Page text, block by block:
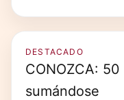
DESTACADO
CONOZCA:
sumándose